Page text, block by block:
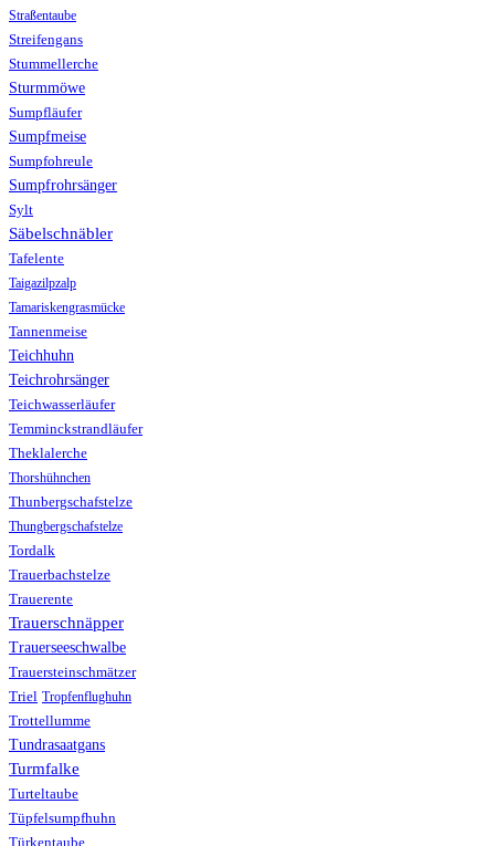
Straßentaube
Streifengans
Stummellerche
Sturmmöwe
Sumpfläufer
Sumpfmeise
Sumpfohreule
Sumpfrohrsänger
Sylt
Säbelschnäbler
Tafelente
Taigazilpzalp
Tamariskengrasmücke
Tannenmeise
Teichhuhn
Teichrohrsänger
Teichwasserläufer
Temminckstrandläufer
Theklalerche
Thorshühnchen
Thunbergschafstelze
Thungbergschafstelze
Tordalk
Trauerbachstelze
Trauerente
Trauerschnäpper
Trauerseeschwalbe
Trauersteinschmätzer
Triel Tropfenflughuhn
Trottellumme
Tundrasaatgans
Turmfalke
Turteltaube
Tüpfelsumpfhuhn
Türkentaube